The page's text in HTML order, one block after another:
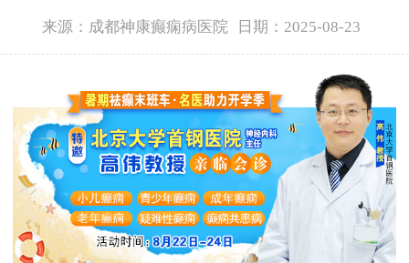
来源：成都神康癫痫病医院 日期：2025-08-23